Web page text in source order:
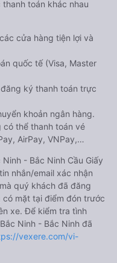
toán khác nhau
cửa hàng tiện lợi và
quốc tế (Visa, Master
ký thanh toán trực
khoản ngân hàng.
có thể thanh toán vé
AirPay, VNPay,…
- Bắc Ninh Cầu Giấy
nhắn/email xác nhận
quý khách đã đăng
mặt tại điểm đón trước
xe. Để kiểm tra tình
Ninh - Bắc Ninh đã
vexere.com/vi-